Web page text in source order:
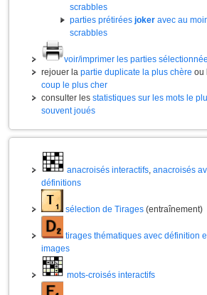
scrabbles
parties prétirées joker avec au
scrabbles
voir/imprimer les parties
rejouer la partie duplicate la plus chère ou
coup le plus cher
consulter les statistiques sur les mots le
souvent joués
anacroisés interactifs, anacroisés
définitions
sélection de Tirages (entraînement)
tirages thématiques avec définition
images
mots-croisés interactifs